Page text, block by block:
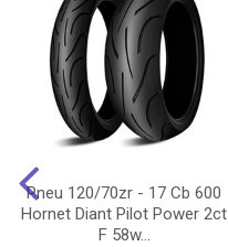
Pneu 120/70zr - 17 Cb 600
Hornet Diant Pilot Power 2ct
F 58w...